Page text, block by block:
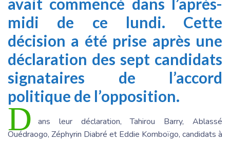
midi de ce lundi. Cette
décision a été prise après une
déclaration des sept candidats
signataires de l’accord
politique de l’opposition.
D
ans leur déclaration, Tahirou Barry, Ablassé
Ouédraogo, Zéphyrin Diabré et Eddie Komboïgo, candidats à